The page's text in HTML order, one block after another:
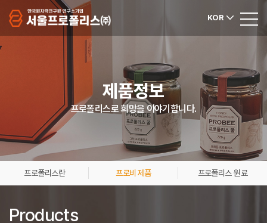
KOR
제품정보
프로폴리스로 희망을 이야기합니다.
프로폴리스란 프로비 제품 프로폴리스 원료
Products